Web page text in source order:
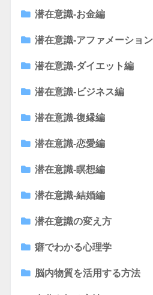
潜在意識-お金編
潜在意識-アファメーション
潜在意識-ダイエット編
潜在意識-ビジネス編
潜在意識-復縁編
潜在意識-恋愛編
潜在意識-瞑想編
潜在意識-結婚編
潜在意識の変え方
癖でわかる心理学
脳内物質を活用する方法